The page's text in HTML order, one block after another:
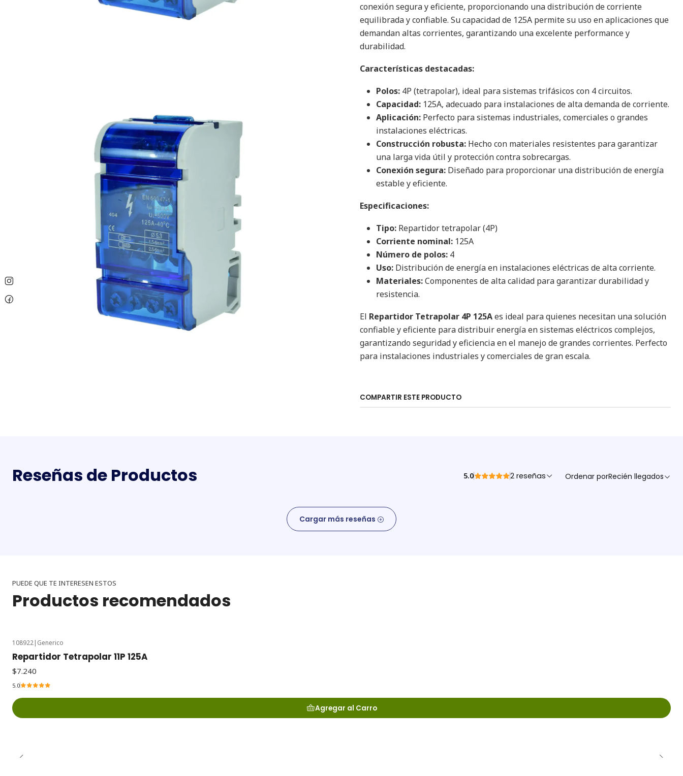
conexión segura y eficiente, proporcionando una distribución de corriente
equilibrada y confiable. Su capacidad de 125A permite su uso en aplicaciones que
demandan altas corrientes, garantizando una excelente performance y
durabilidad.
Características destacadas:
Polos: 4P (tetrapolar), ideal para sistemas trifásicos con 4 circuitos.
Capacidad: 125A, adecuado para instalaciones de alta demanda de corriente.
Aplicación: Perfecto para sistemas industriales, comerciales o grandes
instalaciones eléctricas.
Construcción robusta: Hecho con materiales resistentes para garantizar
una larga vida útil y protección contra sobrecargas.
Conexión segura: Diseñado para proporcionar una distribución de energía
estable y eficiente.
Especificaciones:
Tipo: Repartidor tetrapolar (4P)
Corriente nominal: 125A
Número de polos: 4
Uso: Distribución de energía en instalaciones eléctricas de alta corriente.
Materiales:Componentes de alta calidad para garantizar durabilidad y
resistencia.
El Repartidor Tetrapolar 4P 125Aes ideal para quienes necesitan una solución
confiable y eficiente para distribuir energía en sistemas eléctricos complejos,
garantizando seguridad y eficiencia en el manejo de grandes corrientes. Perfecto
para instalaciones industriales y comerciales de gran escala.
COMPARTIR ESTE PRODUCTO
Reseñas de Productos 5.0 2 reseñas Ordenar porRecién llegados
Cargar más reseñas
PUEDE QUE TE INTERESEN ESTOS
Productos recomendados
108922| Generico
Repartidor Tetrapolar 11P 125A
$7.240
5.0
Agregar al Carro